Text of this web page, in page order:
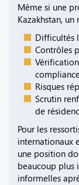
Même si une
Kazakhstan,
Difficultés
Contrôles
Risques
Scrutin
de
Pour les
internationaux
une position
beaucoup plus
informelles